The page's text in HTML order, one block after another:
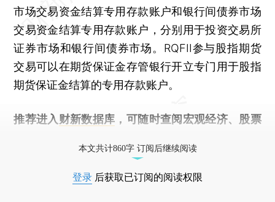
市场交易资金结算专用存款账户和银行间债券市场
交易资金结算专用存款账户，分别用于投资交易所
证券市场和银行间债券市场。RQFII参与股指期货
交易可以在期货保证金存管银行开立专门用于股指
期货保证金结算的专用存款账户。
推荐进入 财新数据库 ，可随时查阅宏观经济、股票
本文共计860字 订阅后继续阅读
登录 后获取已订阅的阅读权限